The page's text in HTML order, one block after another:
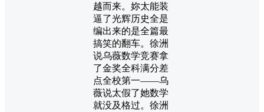
越而来。妳太能装
逼了光辉历史全是
编出来的是全篇最
搞笑的翻车。徐洲
说乌薇数学竞赛拿
了金奖全科满分差
点全校第一——乌
薇说太假了她数学
就没及格过。徐洲